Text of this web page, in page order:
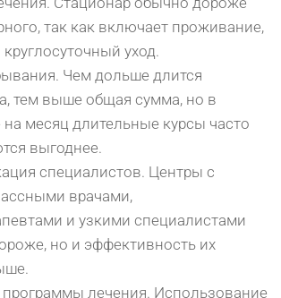
так как включает проживание,
уход.
Чем дольше длится
тем выше общая сумма, но в
на месяц длительные курсы часто
выгоднее.
специалистов. Центры с
врачами,
и узкими специалистами
но и эффективность их
лечения. Использование